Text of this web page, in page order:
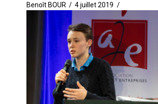
Benoît BOUR 4 juillet 2019